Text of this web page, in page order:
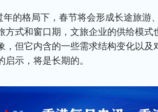
年的格局下，春节将会形成长途旅游
方式和窗口期，文旅企业的供给模式
，但它内含的一些需求结构变化以及
启示，将是长期的。